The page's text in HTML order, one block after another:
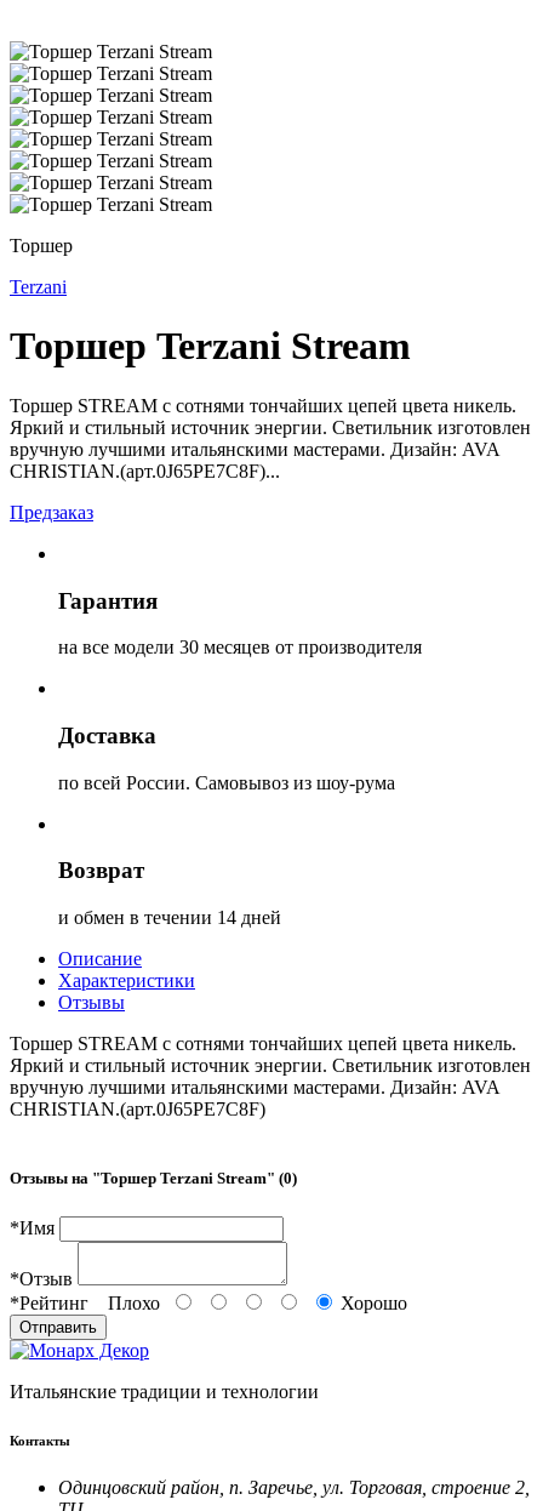
Торшер
Terzani
Торшер Terzani Stream
Торшер STREAM с сотнями тончайших цепей цвета никель.
Яркий и стильный источник энергии. Светильник изготовлен
вручную лучшими итальянскими мастерами. Дизайн: AVA
CHRISTIAN.(арт.0J65PE7C8F)...
Предзаказ
Гарантия
на все модели 30 месяцев от производителя
Доставка
по всей России. Самовывоз из шоу-рума
Возврат
и обмен в течении 14 дней
Описание
Характеристики
Отзывы
Торшер STREAM с сотнями тончайших цепей цвета никель.
Яркий и стильный источник энергии. Светильник изготовлен
вручную лучшими итальянскими мастерами. Дизайн: AVA
CHRISTIAN.(арт.0J65PE7C8F)
Отзывы на "Торшер Terzani Stream" (0)
*Имя
*Отзыв
*Рейтинг Плохо Хорошо
Отправить
Итальянские традиции и технологии
Контакты
Одинцовский район, п. Заречье, ул. Торговая, строение 2,